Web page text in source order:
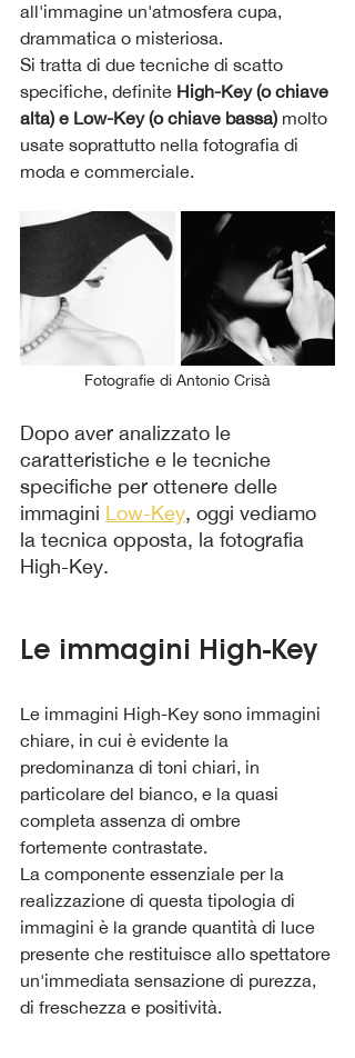
all'immagine un'atmosfera cupa,
drammatica o misteriosa.
Si tratta di due tecniche di scatto
specifiche, definite High-Key (o chiave
alta) e Low-Key (o chiave bassa) molto
usate soprattutto nella fotografia di
moda e commerciale.
Fotografie di Antonio Crisà
Dopo aver analizzato le
caratteristiche e le tecniche
specifiche per ottenere delle
immagini Low-Key, oggi vediamo
la tecnica opposta, la fotografia
High-Key.
Le immagini High-Key
Le immagini High-Key sono immagini
chiare, in cui è evidente la
predominanza di toni chiari, in
particolare del bianco, e la quasi
completa assenza di ombre
fortemente contrastate.
La componente essenziale per la
realizzazione di questa tipologia di
immagini è la grande quantità di luce
presente che restituisce allo spettatore
un'immediata sensazione di purezza,
di freschezza e positività.